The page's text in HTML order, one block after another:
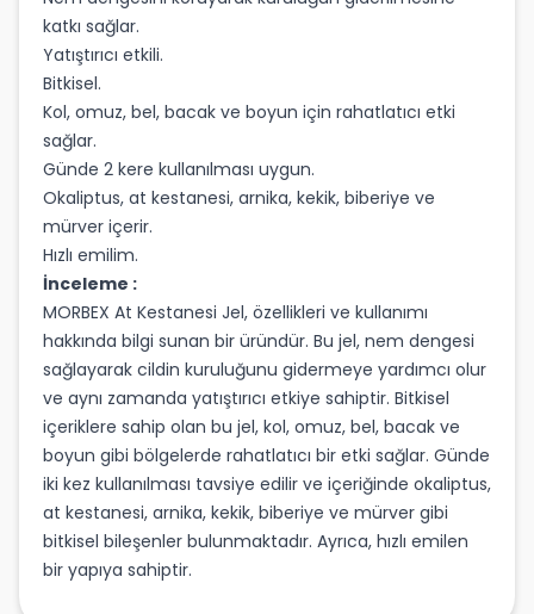
katkı sağlar.
Yatıştırıcı etkili.
Bitkisel.
Kol, omuz, bel, bacak ve boyun için rahatlatıcı etki
sağlar.
Günde 2 kere kullanılması uygun.
Okaliptus, at kestanesi, arnika, kekik, biberiye ve
mürver içerir.
Hızlı emilim.
İnceleme :
MORBEX At Kestanesi Jel, özellikleri ve kullanımı
hakkında bilgi sunan bir üründür. Bu jel, nem dengesi
sağlayarak cildin kuruluğunu gidermeye yardımcı olur
ve aynı zamanda yatıştırıcı etkiye sahiptir. Bitkisel
içeriklere sahip olan bu jel, kol, omuz, bel, bacak ve
boyun gibi bölgelerde rahatlatıcı bir etki sağlar. Günde
iki kez kullanılması tavsiye edilir ve içeriğinde okaliptus,
at kestanesi, arnika, kekik, biberiye ve mürver gibi
bitkisel bileşenler bulunmaktadır. Ayrıca, hızlı emilen
bir yapıya sahiptir.